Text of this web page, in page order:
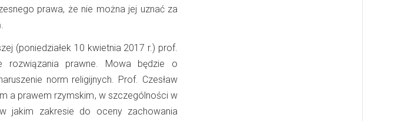
prawa, że nie można jej uznać za
(poniedziałek 10 kwietnia 2017 r.) prof.
rozwiązania prawne. Mowa będzie o
norm religijnych. Prof. Czesław
a prawem rzymskim, w szczególności w
jakim zakresie do oceny zachowania